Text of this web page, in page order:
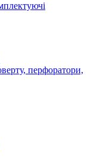
перфоратори,